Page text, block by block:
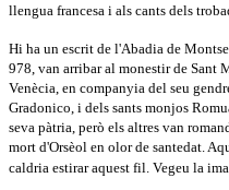
llengua francesa i als cants dels
Hi ha un escrit de l'Abadia de
978, van arribar al monestir de Sant
Venècia, en companyia del seu
Gradonico, i dels sants monjos
seva pàtria, però els altres van
mort d'Orsèol en olor de santedat.
caldria estirar aquest fil. Vegeu la